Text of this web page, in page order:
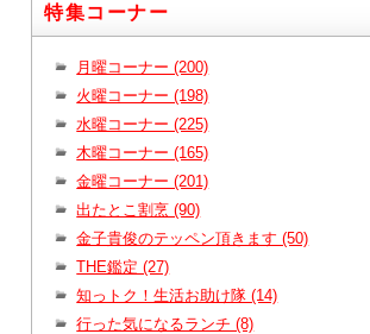
特集コーナー
月曜コーナー (200)
火曜コーナー (198)
水曜コーナー (225)
木曜コーナー (165)
金曜コーナー (201)
出たとこ割烹 (90)
金子貴俊のテッペン頂きます (50)
THE鑑定 (27)
知っトク！生活お助け隊 (14)
行った気になるランチ (8)